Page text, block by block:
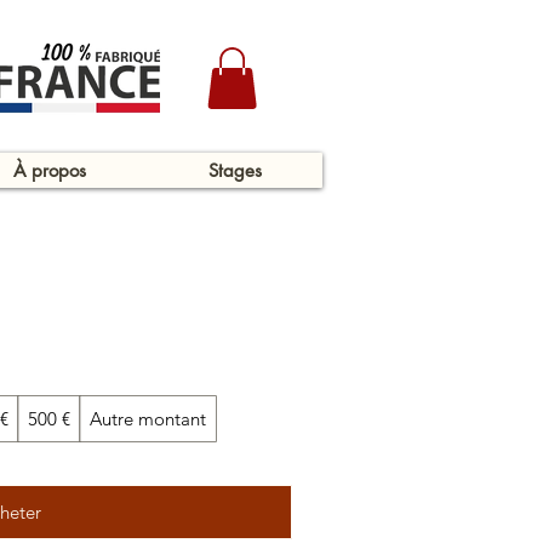
À propos Stages
500 € Autre montant